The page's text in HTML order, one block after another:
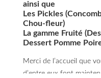
douceur grâce à sa
de noix de muscade et de
crème.
réseaux sociaux Instagram
ainsi que
Les Pickles
Chou-fleur)
La gamme Fruité
Dessert Pomme
Merci de l’accueil que
d’entre eux font